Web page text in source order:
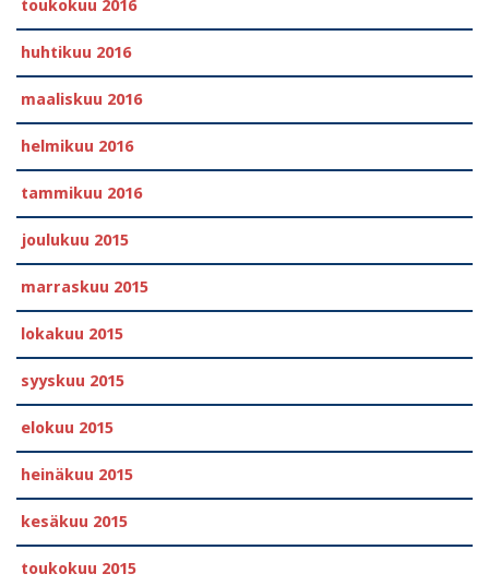
toukokuu 2016
huhtikuu 2016
maaliskuu 2016
helmikuu 2016
tammikuu 2016
joulukuu 2015
marraskuu 2015
lokakuu 2015
syyskuu 2015
elokuu 2015
heinäkuu 2015
kesäkuu 2015
toukokuu 2015